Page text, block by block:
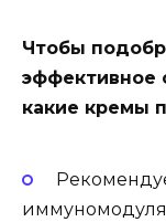
Чтобы
эффективное
какие кремы